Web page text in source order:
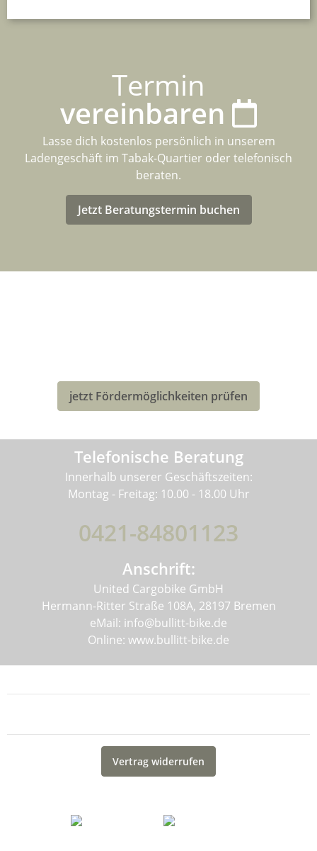
Termin
vereinbaren
Lasse dich kostenlos persönlich in unserem
Ladengeschäft im Tabak-Quartier oder telefonisch
beraten.
Jetzt Beratungstermin buchen
jetzt Fördermöglichkeiten prüfen
Telefonische Beratung
Innerhalb unserer Geschäftszeiten:
Montag - Freitag: 10.00 - 18.00 Uhr
0421-84801123
Anschrift:
United Cargobike GmbH
Hermann-Ritter Straße 108A, 28197 Bremen
eMail: info@bullitt-bike.de
Online: www.bullitt-bike.de
Vertrag widerrufen